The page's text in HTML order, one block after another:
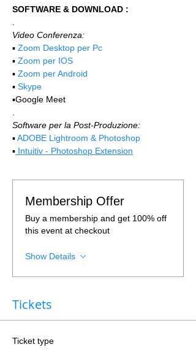
SOFTWARE & DOWNLOAD :
Video Conferenza:
▪️ Zoom Desktop per Pc
▪️ Zoom per IOS
▪️ Zoom per Android
▪️ Skype
▪️Google Meet
Software per la Post-Produzione:
▪️ ADOBE Lightroom & Photoshop
▪️ Intuitiv - Photoshop Extension
Membership Offer
Buy a membership and get 100% off
this event at checkout
Show Details
Tickets
Ticket type